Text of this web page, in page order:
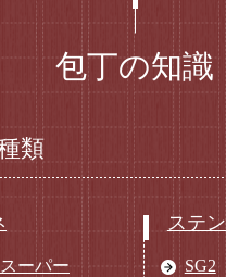
包丁の知識
類
ーパー
ステ
SG2